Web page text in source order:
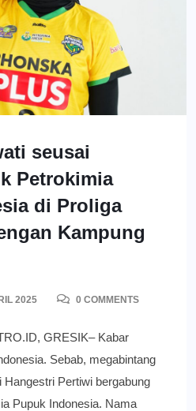
seusai
Petrokimia
di Proliga
Kampung
2025 0 COMMENTS
GRESIK– Kabar
Sebab, megabintang
Pertiwi bergabung
Pupuk Indonesia. Nama